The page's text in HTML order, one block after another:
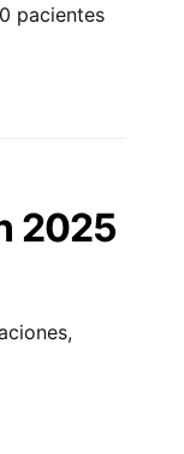
pacientes
2025